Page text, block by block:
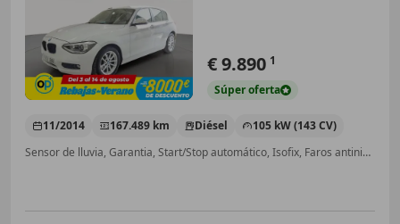
€ 9.890 1
Súperoferta
11/2014 167.489 km Diésel
105 kW (143 CV)
Sensor de lluvia, Garantia, Start/Stop automático, Isofix, Faros antiniebla